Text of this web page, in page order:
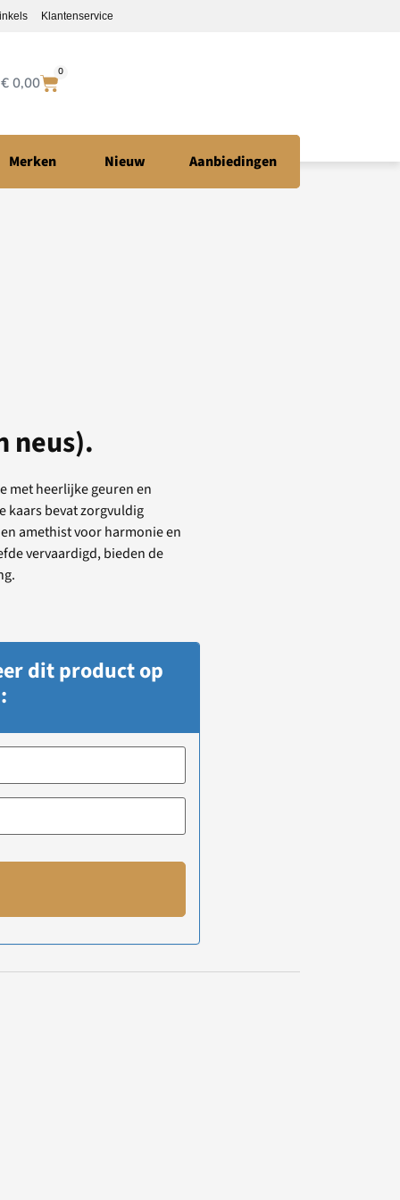
Klantenservice
€ 0,00
0
Merken Nieuw Aanbiedingen
neus).
met heerlijke geuren en
kaars bevat zorgvuldig
amethist voor harmonie en
vervaardigd, bieden de
dit product op